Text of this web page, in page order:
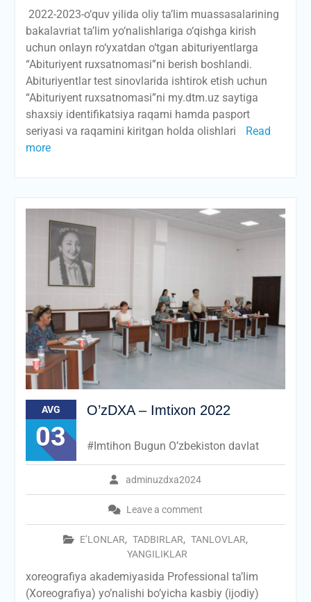
2022-2023-o‘quv yilida oliy ta’lim muassasalarining
bakalavriat ta’lim yo‘nalishlariga o‘qishga kirish
uchun onlayn ro‘yxatdan o‘tgan abituriyentlarga
“Abituriyent ruxsatnomasi”ni berish boshlandi.
Abituriyentlar test sinovlarida ishtirok etish uchun
“Abituriyent ruxsatnomasi”ni my.dtm.uz saytiga
shaxsiy identifikatsiya raqami hamda pasport
seriyasi va raqamini kiritgan holda olishlari
Read
more
AVG
03
O’zDXA – Imtixon 2022
adminuzdxa2024
Leave a comment
E’LONLAR, TADBIRLAR, TANLOVLAR,
YANGILIKLAR
#Imtihon Bugun O’zbekiston davlat
xoreografiya akademiyasida Professional ta’lim
(Xoreografiya) yo’nalishi bo’yicha kasbiy (ijodiy)